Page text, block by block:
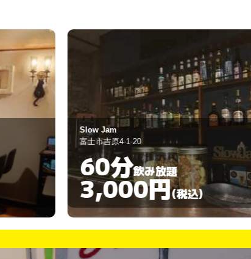
4-1-20
飲み放題
円 (税込)
富士宮市万野原
60分